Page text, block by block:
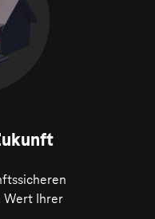
Wert Ihrer